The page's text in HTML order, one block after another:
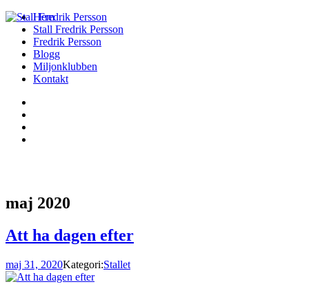
Hem
Stall Fredrik Persson
Fredrik Persson
Blogg
Miljonklubben
Kontakt
maj 2020
Att ha dagen efter
maj 31, 2020Kategori:Stallet